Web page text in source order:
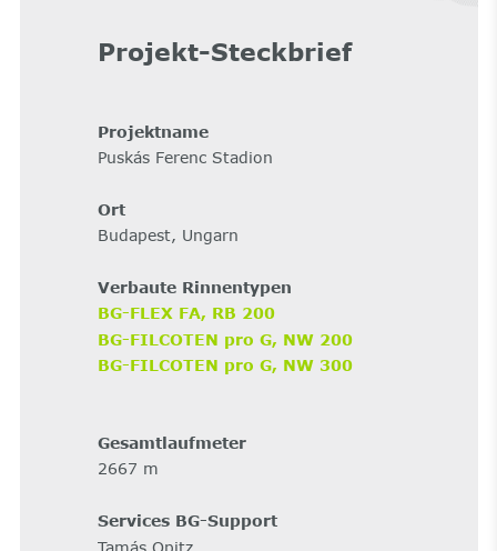
Projekt-Steckbrief
Projektname
Puskás Ferenc Stadion
Ort
Budapest, Ungarn
Verbaute Rinnentypen
BG-FLEX FA, RB 200
BG-FILCOTEN pro G, NW 200
BG-FILCOTEN pro G, NW 300
Gesamtlaufmeter
2667 m
Services BG-Support
Tamás Opitz